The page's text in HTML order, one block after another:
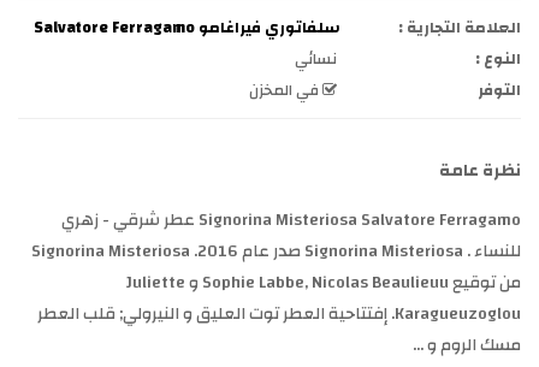
العلامة التجارية :
سلفاتوري فيراغامو Salvatore Ferragamo
النوع :
نسائي
التوفر
في المخزن
نظرة عامة
Signorina Misteriosa Salvatore Ferragamo عطر شرقي - زهري
للنساء . Signorina Misteriosa صدر عام 2016. Signorina Misteriosa
من توقيع Sophie Labbe, Nicolas Beaulieuu و Juliette
Karagueuzoglou. إفتتاحية العطر توت العليق و النيرولي; قلب العطر
مسك الروم و ...